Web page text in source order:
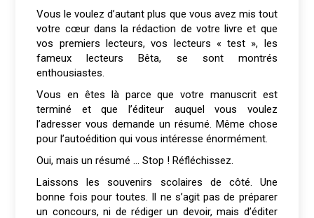
Vous le voulez d’autant plus que vous avez mis tout
votre cœur dans la rédaction de votre livre et que
vos premiers lecteurs, vos lecteurs « test », les
fameux lecteurs Bêta, se sont montrés
enthousiastes.
Vous en êtes là parce que votre manuscrit est
terminé et que l’éditeur auquel vous voulez
l’adresser vous demande un résumé. Même chose
pour l’autoédition qui vous intéresse énormément.
Oui, mais un résumé … Stop ! Réfléchissez.
Laissons les souvenirs scolaires de côté. Une
bonne fois pour toutes. Il ne s’agit pas de préparer
un concours, ni de rédiger un devoir, mais d’éditer